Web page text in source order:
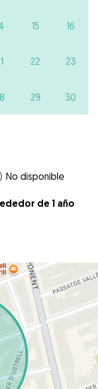
15 16
22 23
29 30
No disponible
de 1 año